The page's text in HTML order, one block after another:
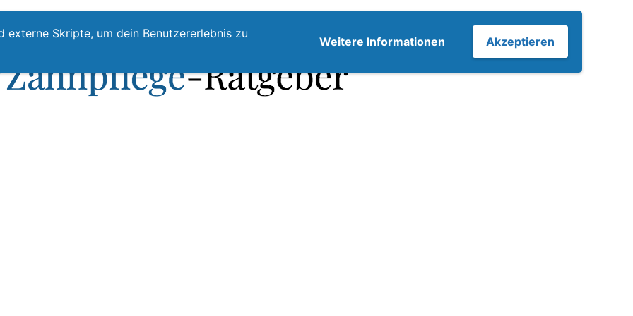
Skripte, um dein Benutzererlebnis zu
Weitere Informationen Akzeptieren